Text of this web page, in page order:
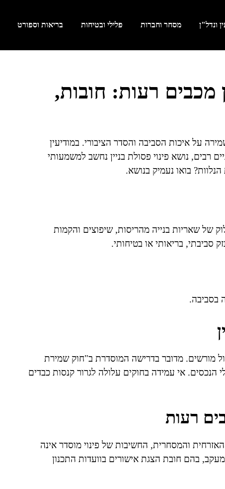
ונדל"ן מסחר וחברות פלילי ובטיחות בריאות וספורט
מכבים רעות: חובות,
על איכות הסביבה והסדר הציבורי. במודיעין
רבים, נושא פינוי פסולת בניין נחשב למשמעותי
בואו נעמיק בנושא.
של שאריות בנייה מהריסות, שיפוצים והקמות
סביבתי, בריאותי או בטיחותי.
בסביבה.
מורשים. מדובר בדרישה המוסדרת ב"חוק שמירת
ובעלי הנכסים. אי עמידה בחוקים עלולה לגרור קנסות כבדים
רעות
והמסחרית, החשיבות של פינוי מוסדר אינה
בהם חובת הצגת אישורים בוועדות התכנון